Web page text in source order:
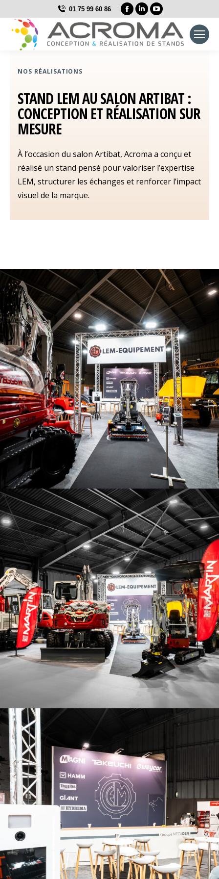
01 75 99 60 86
La
page
Facebook
s'ouvre
fenêtre
La
page
LinkedIn
s'ouvre
fenêtre
La
page
YouTube
s'ouvre
fenêtre
NOS RÉALISATIONS
STAND LEM AU SALON ARTIBAT :
CONCEPTION ET RÉALISATION SUR
MESURE
À l’occasion du salon Artibat, Acroma a conçu et
réalisé un stand pensé pour valoriser l’expertise
LEM, structurer les échanges et renforcer l’impact
visuel de la marque.